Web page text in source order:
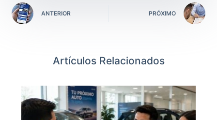
ANTERIOR PRÓXIMO
Artículos Relacionados